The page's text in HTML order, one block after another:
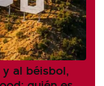
al béisbol,